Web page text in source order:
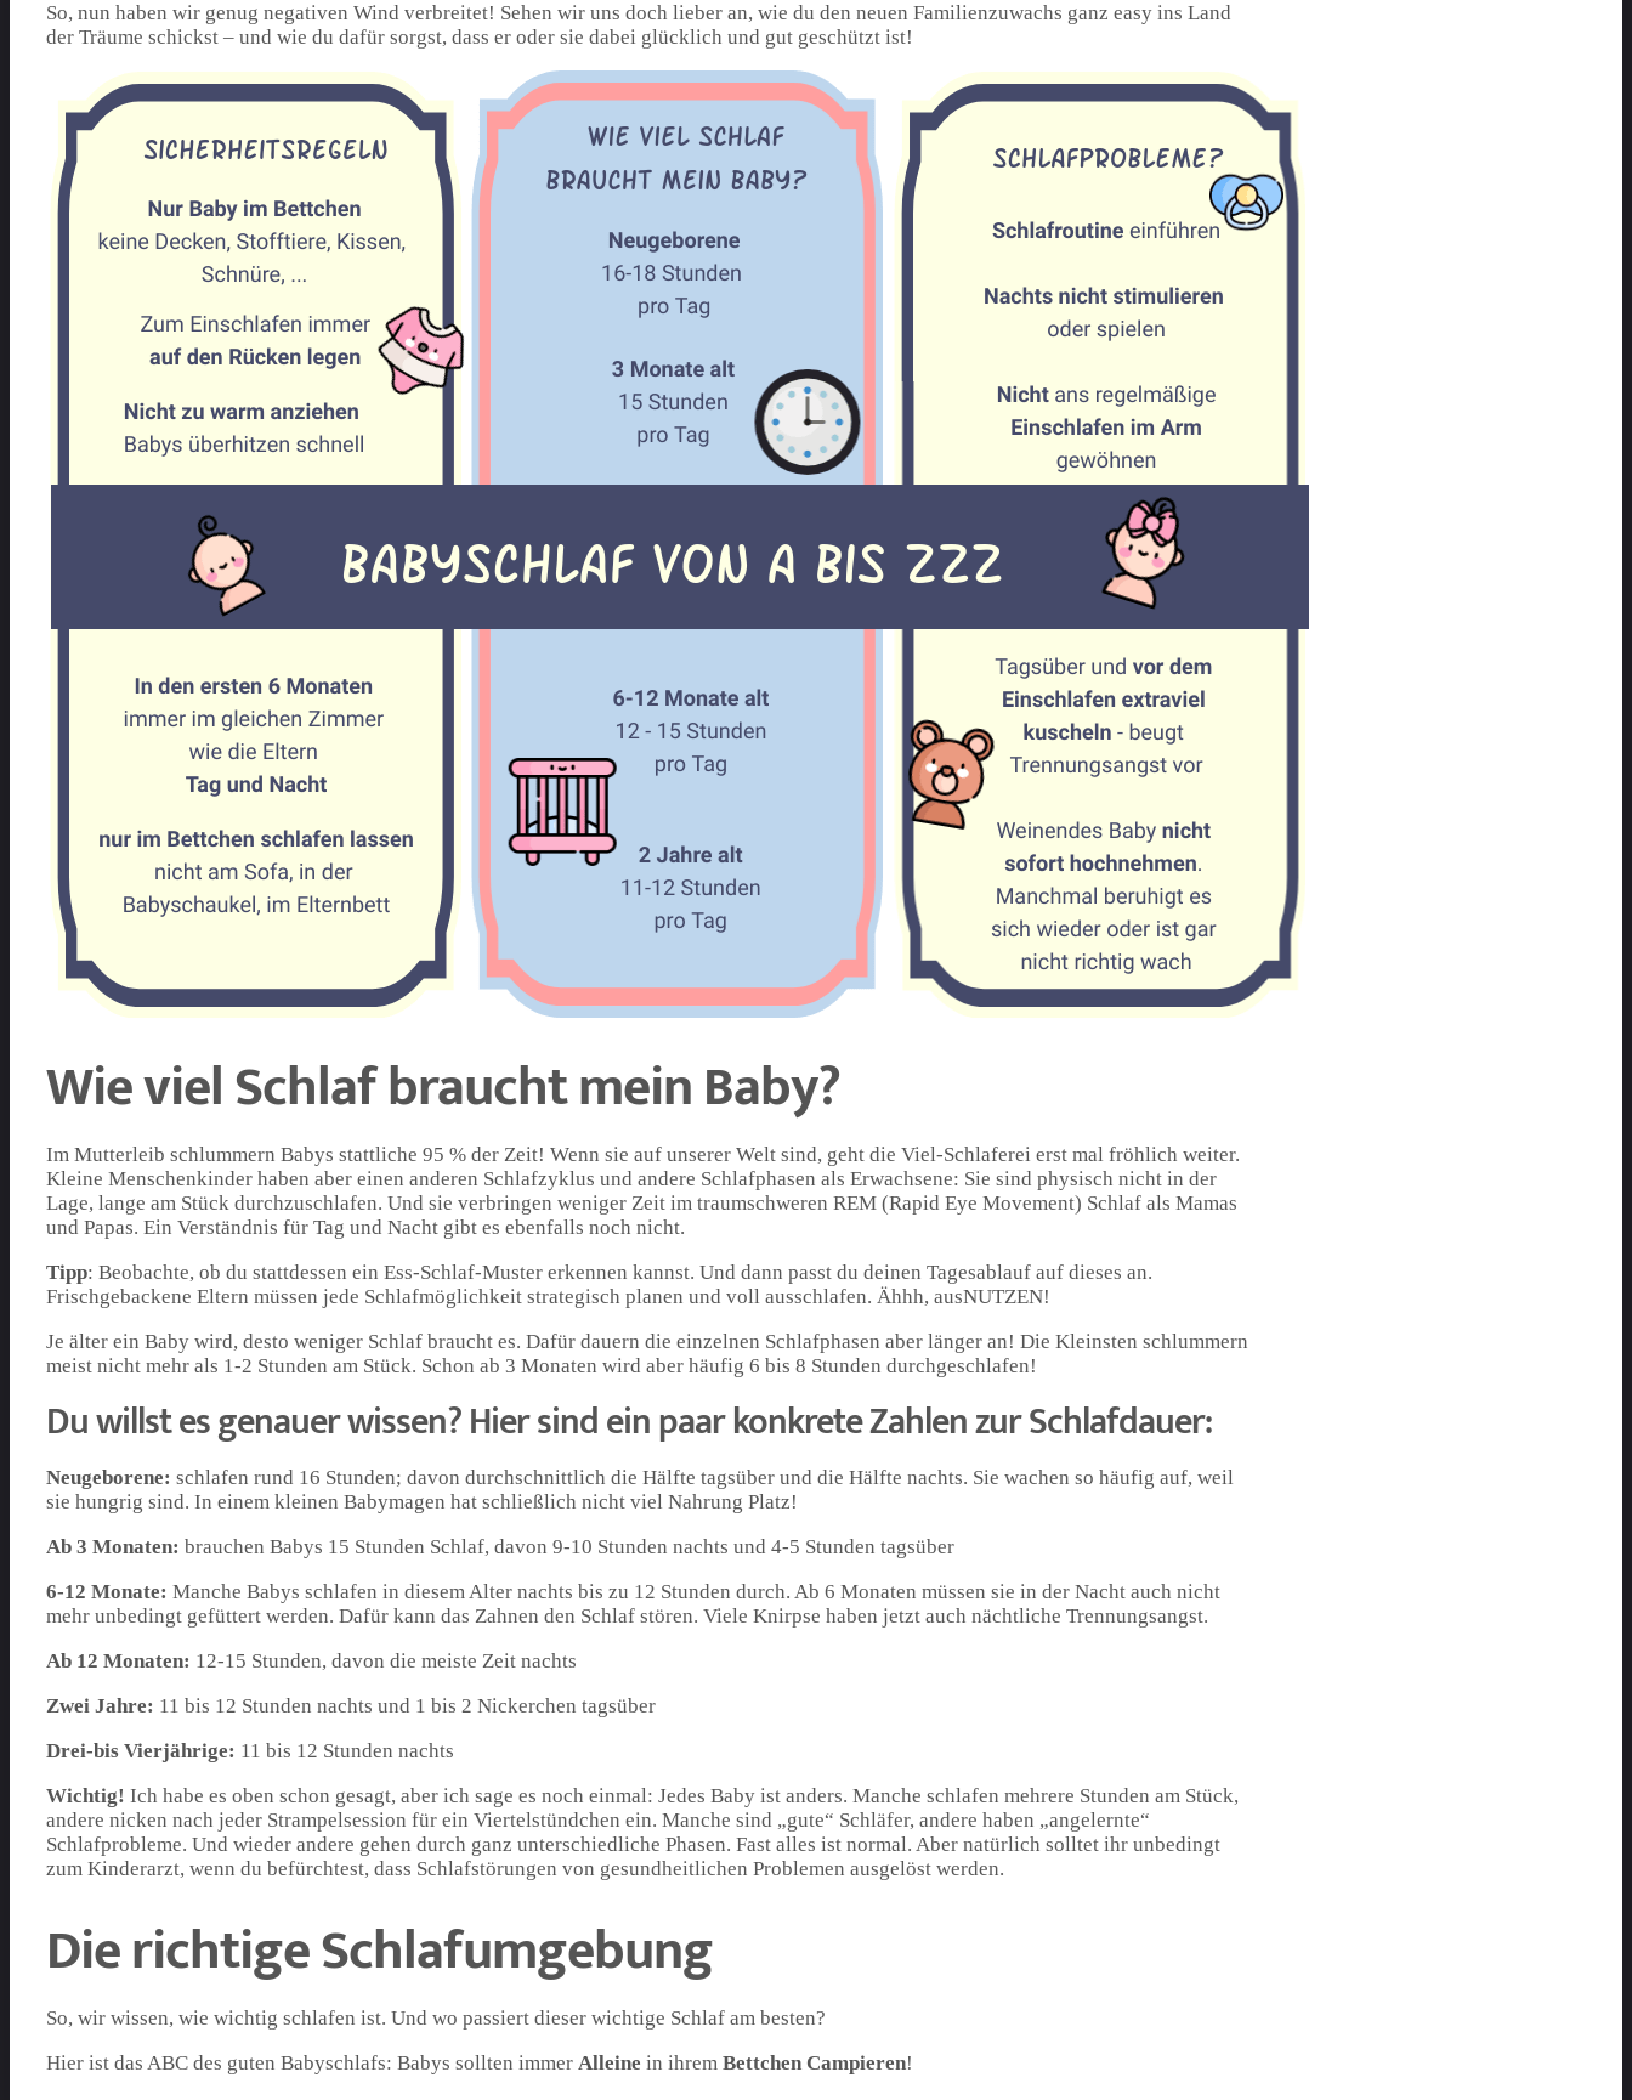
So, nun haben wir genug negativen Wind verbreitet! Sehen wir uns doch lieber an, wie du den neuen Familienzuwachs ganz easy ins Land
der Träume schickst – und wie du dafür sorgst, dass er oder sie dabei glücklich und gut geschützt ist!
Wie viel Schlaf braucht mein Baby?
Im Mutterleib schlummern Babys stattliche 95 % der Zeit! Wenn sie auf unserer Welt sind, geht die Viel-Schlaferei erst mal fröhlich weiter.
Kleine Menschenkinder haben aber einen anderen Schlafzyklus und andere Schlafphasen als Erwachsene: Sie sind physisch nicht in der
Lage, lange am Stück durchzuschlafen. Und sie verbringen weniger Zeit im traumschweren REM (Rapid Eye Movement) Schlaf als Mamas
und Papas. Ein Verständnis für Tag und Nacht gibt es ebenfalls noch nicht.
Tipp: Beobachte, ob du stattdessen ein Ess-Schlaf-Muster erkennen kannst. Und dann passt du deinen Tagesablauf auf dieses an.
Frischgebackene Eltern müssen jede Schlafmöglichkeit strategisch planen und voll ausschlafen. Ähhh, ausNUTZEN!
Je älter ein Baby wird, desto weniger Schlaf braucht es. Dafür dauern die einzelnen Schlafphasen aber länger an! Die Kleinsten schlummern
meist nicht mehr als 1-2 Stunden am Stück. Schon ab 3 Monaten wird aber häufig 6 bis 8 Stunden durchgeschlafen!
Du willst es genauer wissen? Hier sind ein paar konkrete Zahlen zur Schlafdauer:
Neugeborene: schlafen rund 16 Stunden; davon durchschnittlich die Hälfte tagsüber und die Hälfte nachts. Sie wachen so häufig auf, weil
sie hungrig sind. In einem kleinen Babymagen hat schließlich nicht viel Nahrung Platz!
Ab 3 Monaten: brauchen Babys 15 Stunden Schlaf, davon 9-10 Stunden nachts und 4-5 Stunden tagsüber
6-12 Monate: Manche Babys schlafen in diesem Alter nachts bis zu 12 Stunden durch. Ab 6 Monaten müssen sie in der Nacht auch nicht
mehr unbedingt gefüttert werden. Dafür kann das Zahnen den Schlaf stören. Viele Knirpse haben jetzt auch nächtliche Trennungsangst.
Ab 12 Monaten: 12-15 Stunden, davon die meiste Zeit nachts
Zwei Jahre: 11 bis 12 Stunden nachts und 1 bis 2 Nickerchen tagsüber
Drei-bis Vierjährige: 11 bis 12 Stunden nachts
Wichtig! Ich habe es oben schon gesagt, aber ich sage es noch einmal: Jedes Baby ist anders. Manche schlafen mehrere Stunden am Stück,
andere nicken nach jeder Strampelsession für ein Viertelstündchen ein. Manche sind „gute“ Schläfer, andere haben „angelernte“
Schlafprobleme. Und wieder andere gehen durch ganz unterschiedliche Phasen. Fast alles ist normal. Aber natürlich solltet ihr unbedingt
zum Kinderarzt, wenn du befürchtest, dass Schlafstörungen von gesundheitlichen Problemen ausgelöst werden.
Die richtige Schlafumgebung
So, wir wissen, wie wichtig schlafen ist. Und wo passiert dieser wichtige Schlaf am besten?
Hier ist das ABC des guten Babyschlafs: Babys sollten immer Alleine in ihrem Bettchen Campieren!